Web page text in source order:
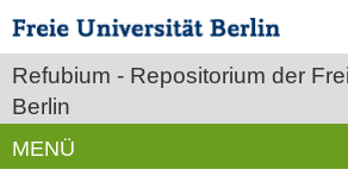
Refubium - Repositorium der
Berlin
MENÜ